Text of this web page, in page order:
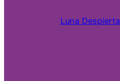
Luna Despierta